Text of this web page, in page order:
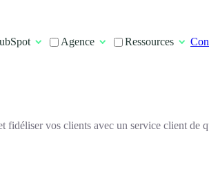
Agence Ressources
fidéliser vos clients avec un service client de